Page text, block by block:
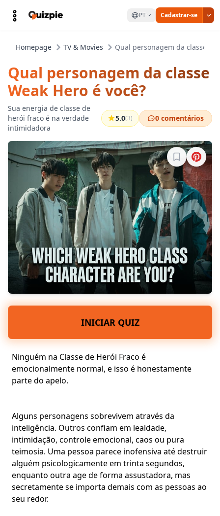
PT Cadastrar-se
Homepage TV & Movies Qual personagem da classe
Qual personagem da classe
Weak Hero é você?
Sua energia de classe de
herói fraco é na verdade
intimidadora
5.0(3) 0 comentários
Entre para
INICIAR QUIZ
Ninguém na Classe de Herói Fraco é
emocionalmente normal, e isso é honestamente
parte do apelo.
Alguns personagens sobrevivem através da
inteligência. Outros confiam em lealdade,
intimidação, controle emocional, caos ou pura
teimosia. Uma pessoa parece inofensiva até destruir
alguém psicologicamente em trinta segundos,
enquanto outra age de forma assustadora, mas
secretamente se importa demais com as pessoas ao
seu redor.